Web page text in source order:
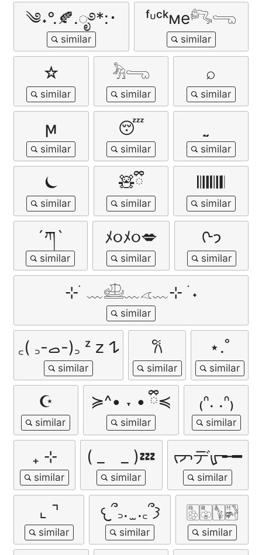
༄˖°.🍂.ೃ࿔*:･ ᶠᶸᶜᵏме𓀐𓂸
☆ 𓀓𓂸 ⌕
ϻ 😴
⏾ 🧸ྀི 𝄃𝄂𝄂𝄀𝄁𝄃𝄂𝄂𝄃
´ཀ` ﾒ૦ﾒ૦💋 ᢉ𐭩
⊹ ࣪ ﹏𓊝﹏𓂁﹏⊹ ࣪ ˖
‎꜀( ꜆-ࡇ-)꜆ ᶻ 𝗓 𐰁 𐙚 ⋆.˚
☪︎ ≽^• ˕ • ྀི≼ ₍ᐢ. .ᐢ₎
₊ ⊹ ( _ _ )💤 ᡕᠵデᡁ᠊╾━
⌞ ⌝ 𐔌՞꜆. ̫.꜀՞𐦯 🀢🀣🀦🀤